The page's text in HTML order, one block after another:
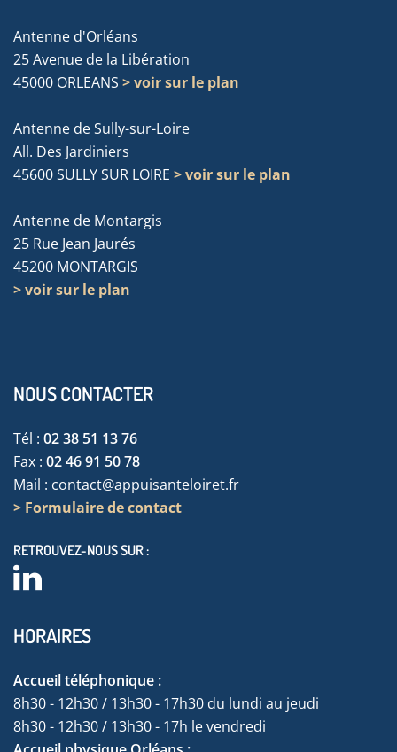
Antenne d'Orléans
25 Avenue de la Libération
45000 ORLEANS > voir sur le plan
Antenne de Sully-sur-Loire
All. Des Jardiniers
45600 SULLY SUR LOIRE > voir sur le plan
Antenne de Montargis
25 Rue Jean Jaurés
45200 MONTARGIS
> voir sur le plan
NOUS CONTACTER
Tél : 02 38 51 13 76
Fax : 02 46 91 50 78
Mail : contact@appuisanteloiret.fr
> Formulaire de contact
RETROUVEZ-NOUS SUR :
HORAIRES
Accueil téléphonique :
8h30 - 12h30 / 13h30 - 17h30 du lundi au jeudi
8h30 - 12h30 / 13h30 - 17h le vendredi